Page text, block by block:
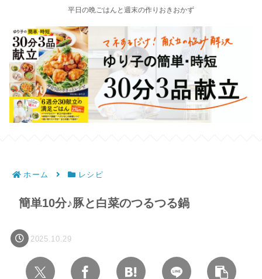
平日の晩ごはんと週末の作りおきおかず
ホーム レシピ
簡単10分♪豚と白菜のつるつる鍋
2025.10.29